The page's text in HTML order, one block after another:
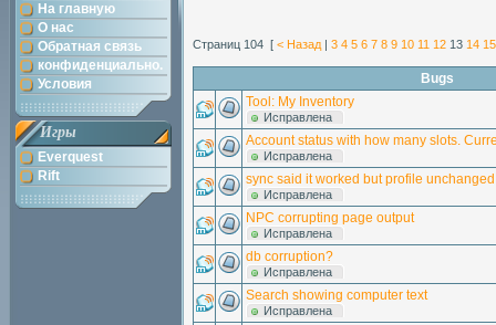
На главную
О нас
Обратная связь
конфиденциально.
Условия
Игры
Everquest
Rift
Страниц 104 [ < Назад | 3 4 5 6 7 8 9 10 11 12 13 14 15
Bugs
Tool: My Inventory
Исправлена
Account status with how many slots.
Исправлена
sync said it worked but profile unchanged
Исправлена
NPC corrupting page output
Исправлена
db corruption?
Исправлена
Search showing computer text
Исправлена